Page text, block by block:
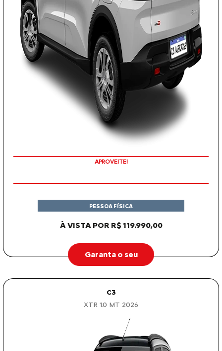
APROVEITE!
À VISTA POR R$ 119.990,00
PESSOA FÍSICA
Garanta o seu
C3
XTR 1.0 MT 2026